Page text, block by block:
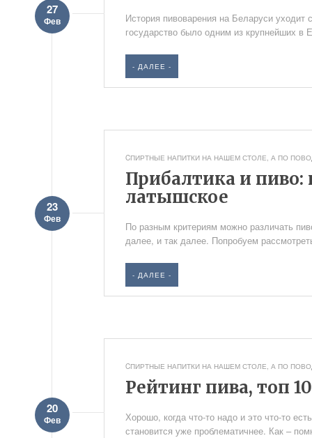
27
Фев
История пивоварения на Беларуси
государство было одним из крупнейших
- ДАЛЕЕ -
CПИРТНЫЕ НАПИТКИ НА НАШЕМ СТОЛЕ А ПО
Прибалтика и пиво:
латышское
23
Фев
По разным критериям можно различать
далее, и так далее. Попробуем
- ДАЛЕЕ -
CПИРТНЫЕ НАПИТКИ НА НАШЕМ СТОЛЕ А ПО
Рейтинг пива, топ 10
20
Фев
Хорошо, когда что-то надо и это что-то
становится уже проблематичнее. Как –